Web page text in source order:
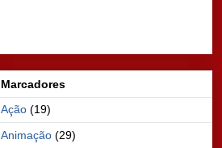
Marcadores
Ação (19)
Animação (29)